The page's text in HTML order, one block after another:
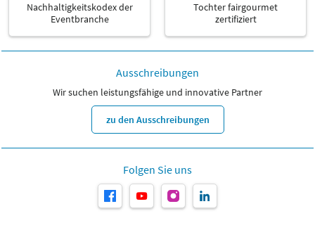
Nachhaltigkeitskodex der
Eventbranche
Tochter fairgourmet
zertifiziert
Ausschreibungen
Wir suchen leistungsfähige und innovative Partner
zu den Ausschreibungen
Folgen Sie uns